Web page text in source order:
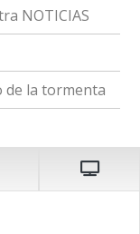
NOTICIAS
de la tormenta